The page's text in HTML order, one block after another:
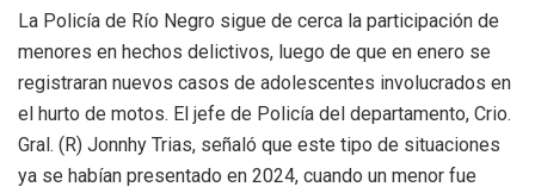
La Policía de Río Negro sigue de cerca la participación de
menores en hechos delictivos, luego de que en enero se
registraran nuevos casos de adolescentes involucrados en
el hurto de motos. El jefe de Policía del departamento, Crio.
Gral. (R) Jonnhy Trias, señaló que este tipo de situaciones
ya se habían presentado en 2024, cuando un menor fue